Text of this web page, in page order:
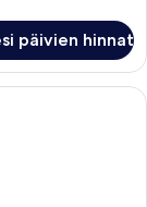
päivien hinnat
on sänky,